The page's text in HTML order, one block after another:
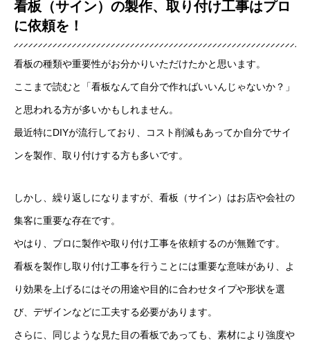
営業スタッフ紹介
運営会社
お問い合わせ
看板（サイン）の製作、取り付け工事はプロ
に依頼を！
看板の種類や重要性がお分かりいただけたかと思います。
ここまで読むと「看板なんて自分で作ればいいんじゃないか？」
と思われる方が多いかもしれません。
最近特にDIYが流行しており、コスト削減もあってか自分でサイ
ンを製作、取り付けする方も多いです。
しかし、繰り返しになりますが、看板（サイン）はお店や会社の
集客に重要な存在です。
やはり、プロに製作や取り付け工事を依頼するのが無難です。
看板を製作し取り付け工事を行うことには重要な意味があり、よ
り効果を上げるにはその用途や目的に合わせタイプや形状を選
び、デザインなどに工夫する必要があります。
さらに、同じような見た目の看板であっても、素材により強度や